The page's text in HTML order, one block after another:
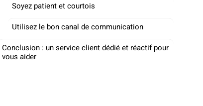
Soyez patient et courtois
Utilisez le bon canal de communication
Conclusion : un service client dédié et réactif pour
vous aider